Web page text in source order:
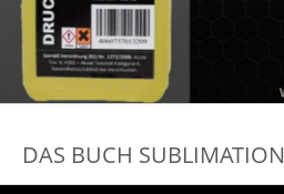
DAS BUCH